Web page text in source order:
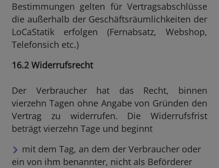
Bestimmungen gelten für Vertragsabschlüsse
die außerhalb der Geschäftsräumlichkeiten der
LoCaStatik erfolgen (Fernabsatz, Webshop,
Telefonsich etc.)
16.2 Widerrufsrecht
Der Verbraucher hat das Recht, binnen
vierzehn Tagen ohne Angabe von Gründen den
Vertrag zu widerrufen. Die Widerrufsfrist
beträgt vierzehn Tage und beginnt
mit dem Tag, an dem der Verbraucher oder
ein von ihm benannter, nicht als Beförderer